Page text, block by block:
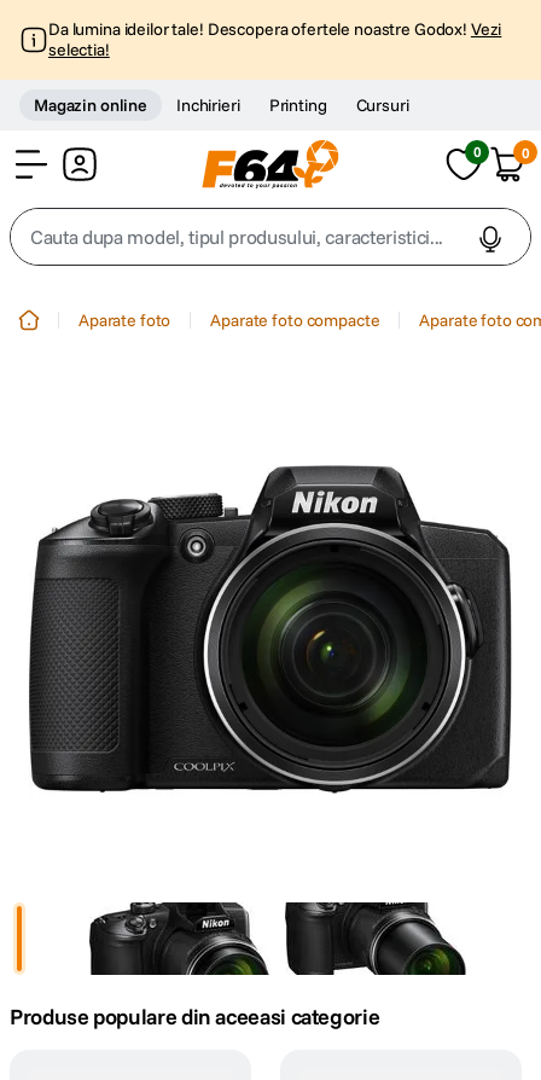
Da lumina ideilor tale! Descopera ofertele noastre Godox! Vezi
selectia!
Magazin online Inchirieri Printing Cursuri
0 0
Cauta dupa model, tipul produsului, caracteristici...
4. peak design
5. canon sx740 hs
6. lavaliera
7. card memorie
8
Aparate foto Aparate foto compacte Aparate foto
Produse populare din aceeasi categorie